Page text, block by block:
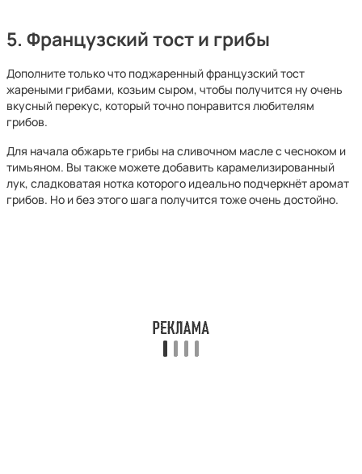
5. Французский тост и грибы
Дополните только что поджаренный французский тост
жареными грибами, козьим сыром, чтобы получится ну очень
вкусный перекус, который точно понравится любителям
грибов.
Для начала обжарьте грибы на сливочном масле с чесноком и
тимьяном. Вы также можете добавить карамелизированный
лук, сладковатая нотка которого идеально подчеркнёт аромат
грибов. Но и без этого шага получится тоже очень достойно.